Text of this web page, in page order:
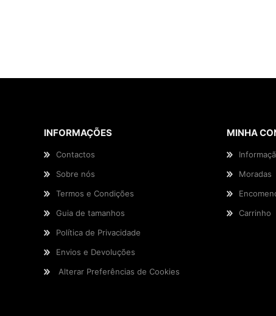
INFORMAÇÕES
Contactos
Sobre nós
Termos e Condições
Guia de tamanhos
Política de Privacidade
Envios e Devoluções
Alterar Preferências de Cookies
MINHA
Moradas
Carrinho